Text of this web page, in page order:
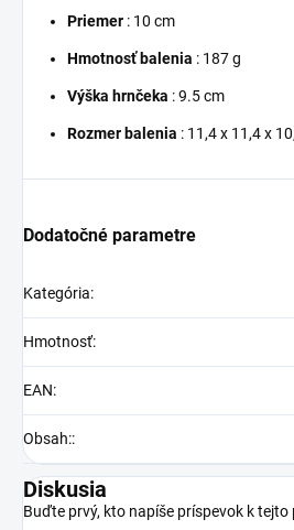
Priemer : 10 cm
Hmotnosť balenia : 187 g
Výška hrnčeka : 9.5 cm
Rozmer balenia : 11,4 x 11,4 x
Dodatočné parametre
Kategória:
Hmotnosť:
EAN:
Obsah::
Diskusia
Buďte prvý, kto napíše príspevok k tejto